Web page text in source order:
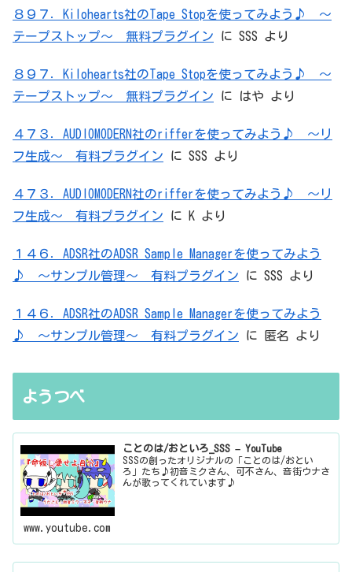
８９７．Kilohearts社のTape Stopを使ってみよう♪ ～
テープストップ～ 無料プラグイン に SSS より
８９７．Kilohearts社のTape Stopを使ってみよう♪ ～
テープストップ～ 無料プラグイン に はや より
４７３．AUDIOMODERN社のrifferを使ってみよう♪ ～リ
フ生成～ 有料プラグイン に SSS より
４７３．AUDIOMODERN社のrifferを使ってみよう♪ ～リ
フ生成～ 有料プラグイン に K より
１４６．ADSR社のADSR Sample Managerを使ってみよう
♪ ～サンプル管理～ 有料プラグイン に SSS より
１４６．ADSR社のADSR Sample Managerを使ってみよう
♪ ～サンプル管理～ 有料プラグイン に 匿名 より
ようつべ
ことのは/おといろ_SSS – YouTube
SSSの創ったオリジナルの「ことのは/おとい
ろ」たち♪初音ミクさん、可不さん、音街ウナさ
んが歌ってくれています♪
www.youtube.com